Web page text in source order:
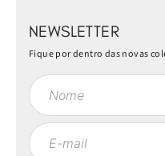
NEWSLETTER
Fique por dentro das novas